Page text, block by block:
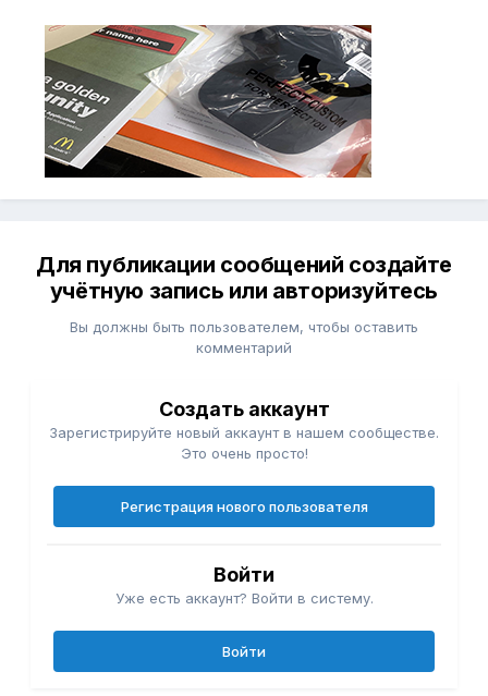
Для публикации сообщений создайте
учётную запись или авторизуйтесь
Вы должны быть пользователем, чтобы оставить
комментарий
Создать аккаунт
Зарегистрируйте новый аккаунт в нашем сообществе.
Это очень просто!
Регистрация нового пользователя
Войти
Уже есть аккаунт? Войти в систему.
Войти